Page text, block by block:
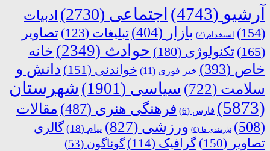
آرشیو (4743) اجتماعی (2730)
ادبیات
(154)
استخدام (2) بازار (404) تبلیغات (123)
تصاویر
(165)
تکنولوژی (180) حوادث (2349)
خانه
خاص (393) خبر فوری (11) خواندنی (151)
دانش و
سلامت (722) سیاسی (1901)
شهرستان
(5873)
فارس (6) فرهنگی هنری (487)
مقالات
(508)
نیازمندی ها (0) ورزشی (827) پیام (18)
گالری
تصاویر (150) گرافیک (114) گوناگون (53)